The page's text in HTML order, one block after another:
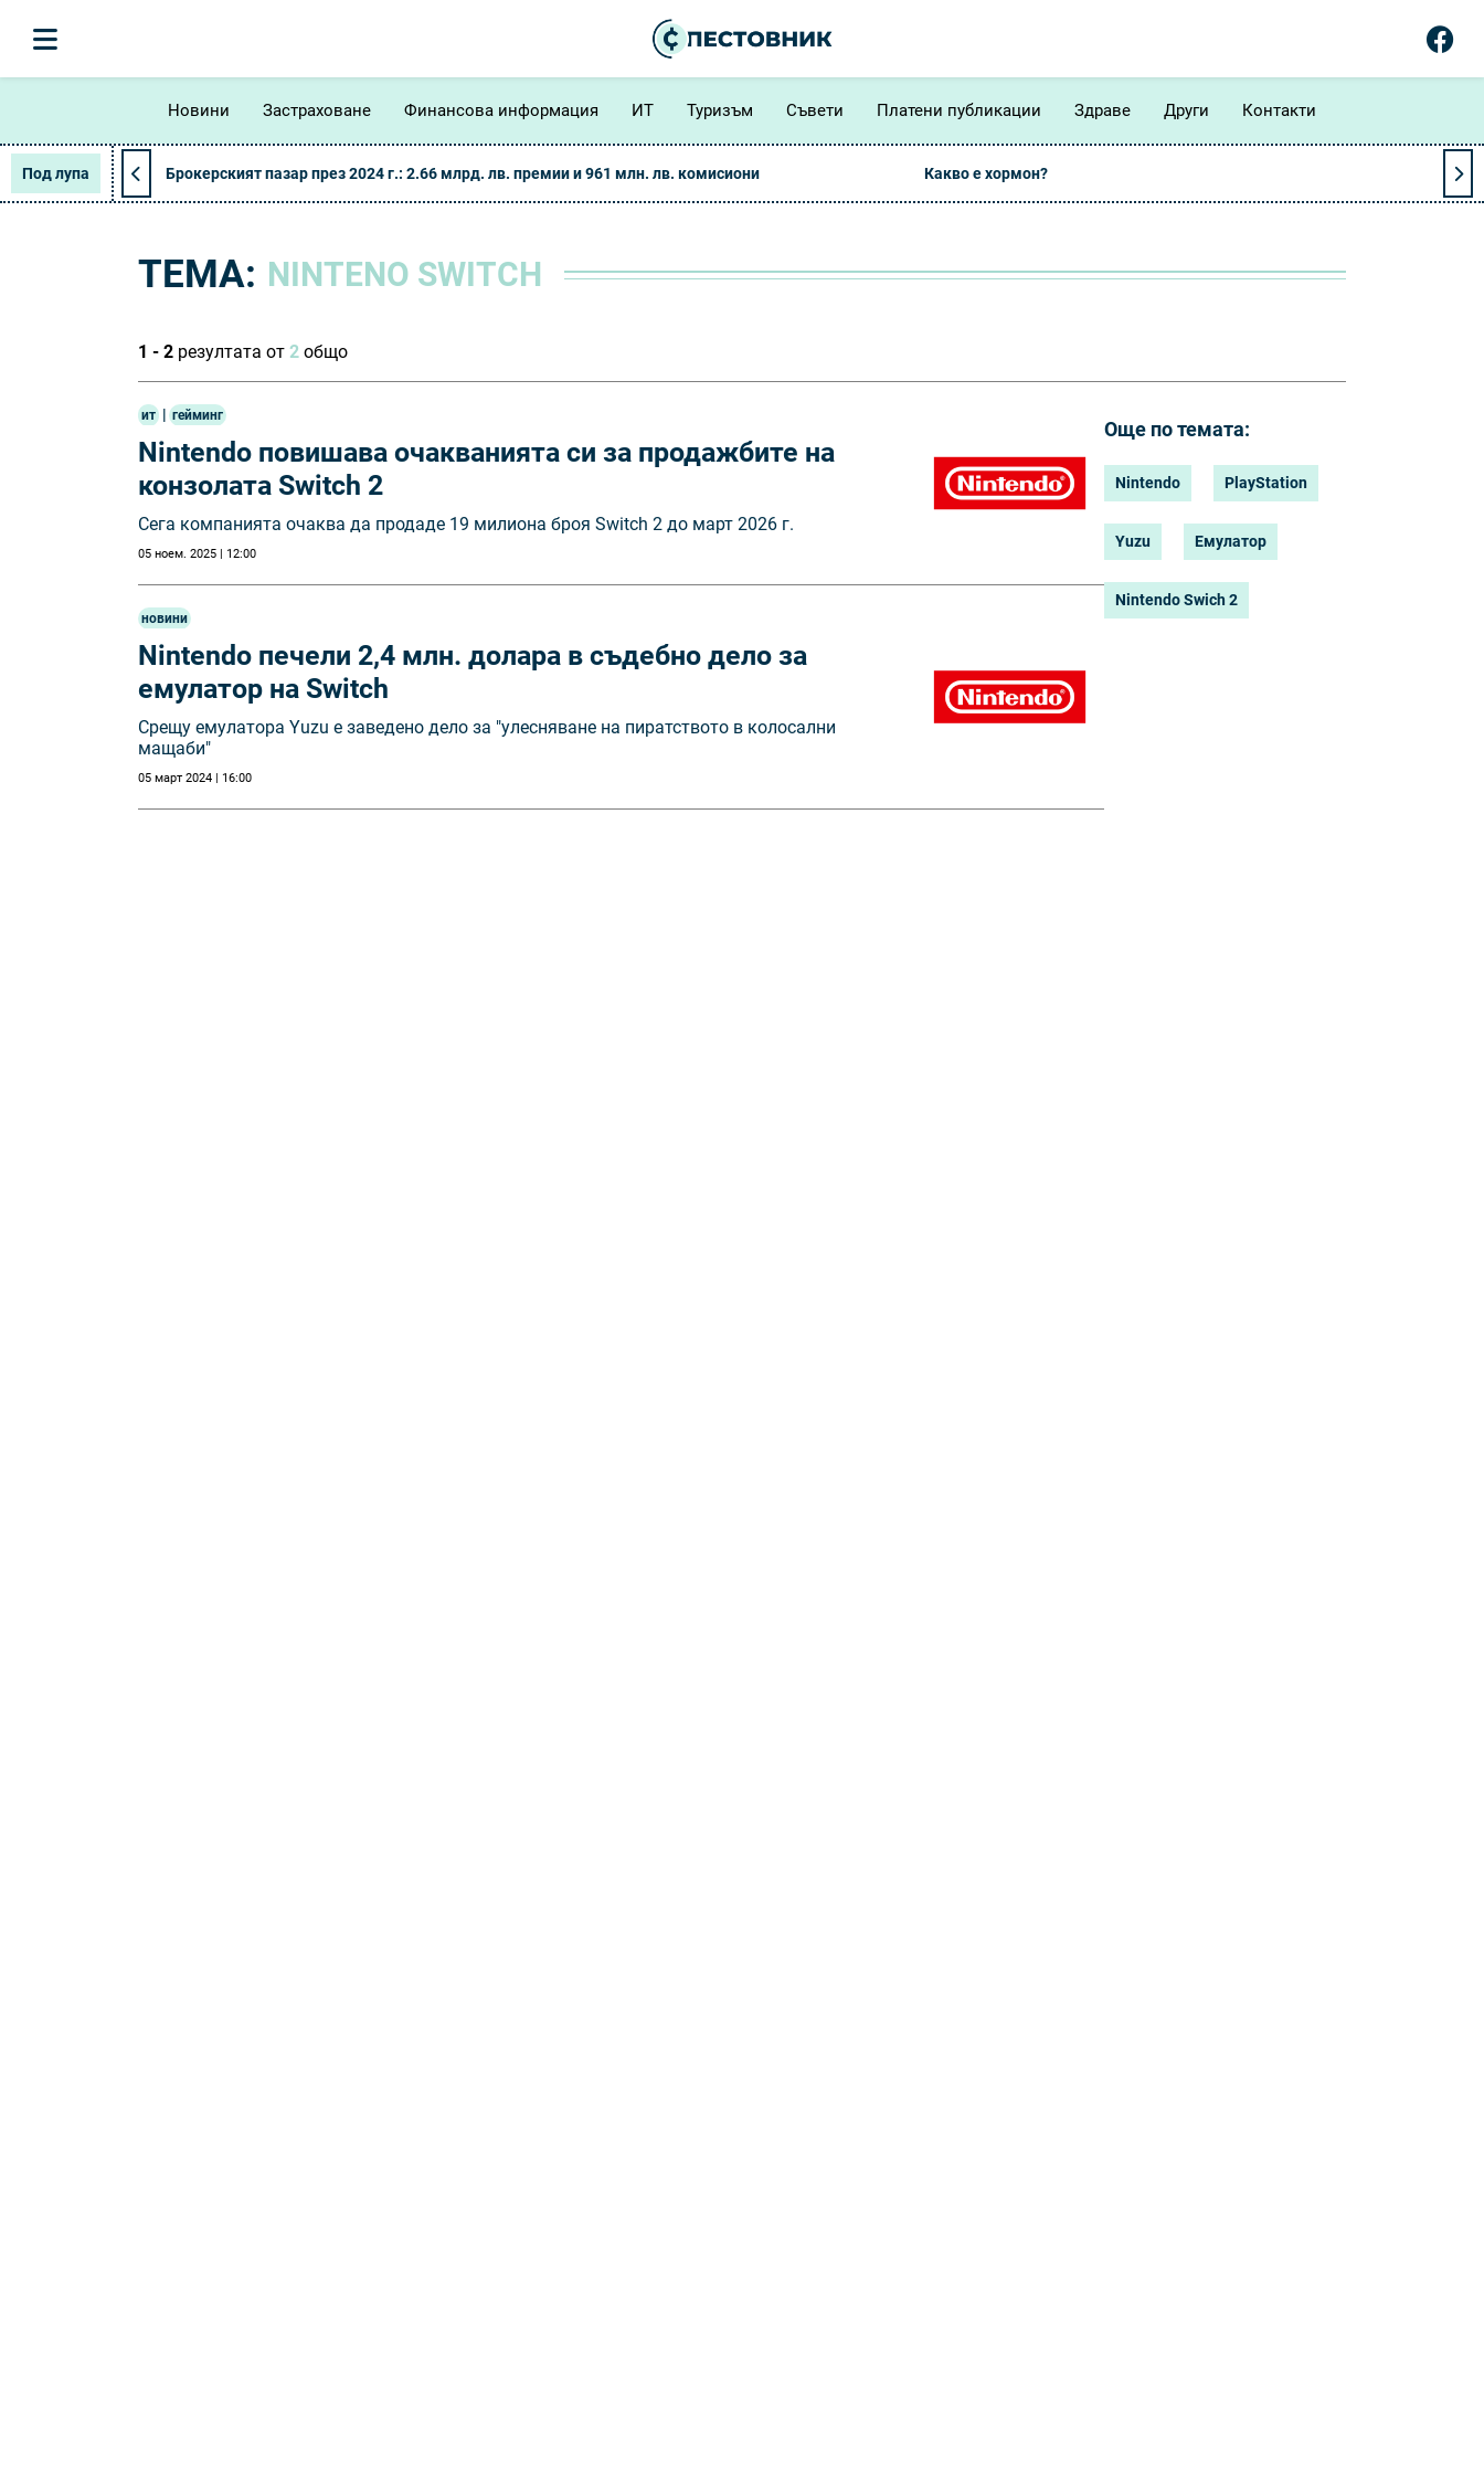
Новини Застраховане Финансова информация ИТ Туризъм Съвети Платени публикации Здраве Други Контакти
Под лупа Брокерският пазар през 2024 г.: 2.66 млрд. лв. премии и 961 млн. лв. комисиони Какво е хормон?
ТЕМА: NINTENO SWITCH
1 - 2 резултата от 2 общо
ит | гейминг
Nintendo повишава очакванията си за продажбите на
конзолата Switch 2
Сега компанията очаква да продаде 19 милиона броя Switch 2 до март 2026 г.
05 ноем. 2025 | 12:00
новини
Nintendo печели 2,4 млн. долара в съдебно дело за
емулатор на Switch
Срещу емулатора Yuzu е заведено дело за "улесняване на пиратството в колосални
мащаби"
05 март 2024 | 16:00
Още по темата:
Nintendo PlayStation
Yuzu Емулатор
Nintendo Swich 2